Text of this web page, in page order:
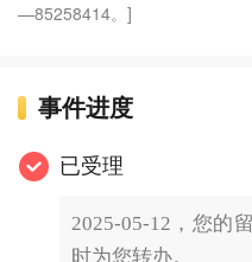
—85258414。]
事件进度
已受理
2025-05-12，您的
时为您转办。